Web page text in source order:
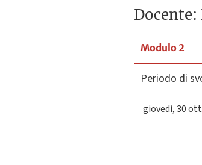
Modulo 2
Periodo di
giovedì,30